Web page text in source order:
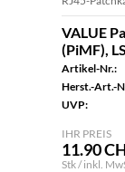
VALUE
(PiMF),
Artikel-Nr.:
Herst.-Art.-
UVP:
IHR PREIS
11.90
Stk / inkl.